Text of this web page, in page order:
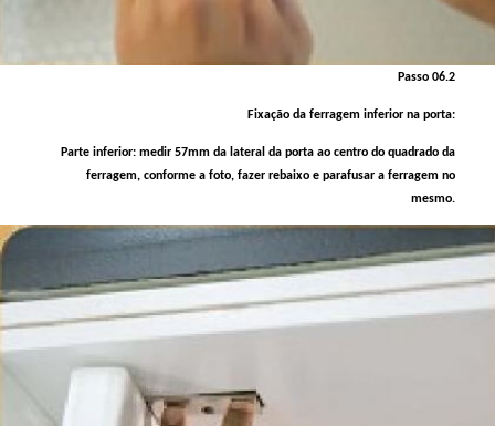
Passo 06.2
Fixação da ferragem inferior na porta:
Parte inferior: medir 57mm da lateral da porta ao centro do quadrado da
ferragem, conforme a foto, fazer rebaixo e parafusar a ferragem no
mesmo.